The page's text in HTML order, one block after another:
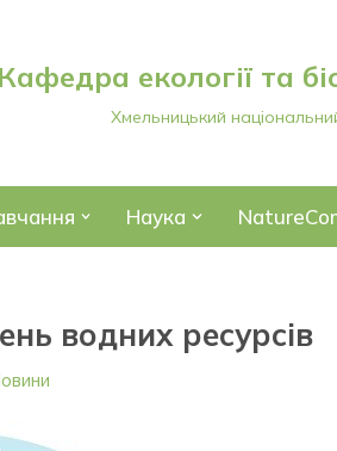
Кафедра екології та
Хмельницький
Наука
водних ресурсів